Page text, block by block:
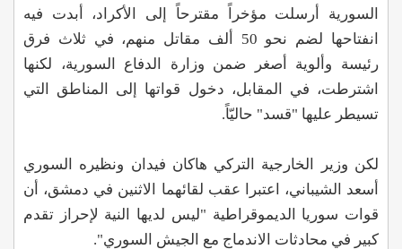
السورية أرسلت مؤخراً مقترحاً إلى الأكراد، أبدت فيه
انفتاحها لضم نحو 50 ألف مقاتل منهم، في ثلاث فرق
رئيسة وألوية أصغر ضمن وزارة الدفاع السورية، لكنها
اشترطت، في المقابل، دخول قواتها إلى المناطق التي
تسيطر عليها "قسد" حاليّاً.
لكن وزير الخارجية التركي هاكان فيدان ونظيره السوري
أسعد الشيباني، اعتبرا عقب لقائهما الاثنين في دمشق، أن
قوات سوريا الديموقراطية "ليس لديها النية لإحراز تقدم
كبير في محادثات الاندماج مع الجيش السوري".